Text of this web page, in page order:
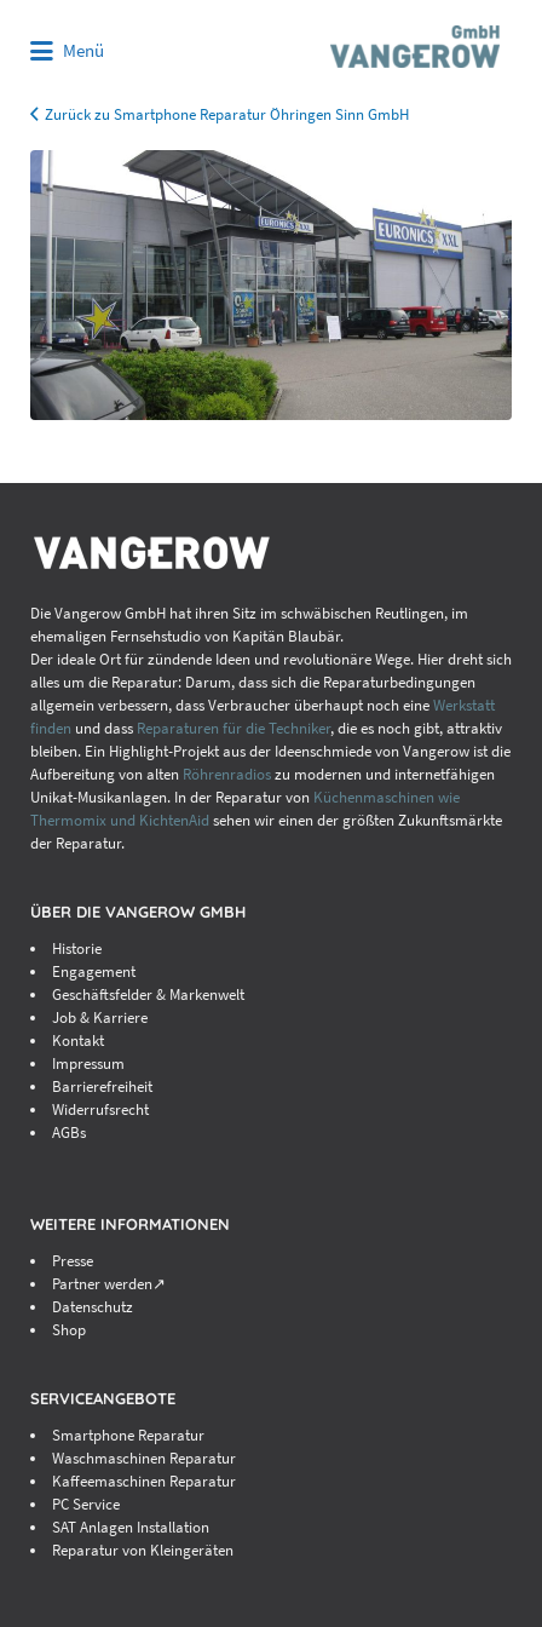
Menü
Zurück zu Smartphone Reparatur Öhringen Sinn GmbH
Die Vangerow GmbH hat ihren Sitz im schwäbischen Reutlingen, im
ehemaligen Fernsehstudio von Kapitän Blaubär.
Der ideale Ort für zündende Ideen und revolutionäre Wege. Hier dreht sich
alles um die Reparatur: Darum, dass sich die Reparaturbedingungen
allgemein verbessern, dass Verbraucher überhaupt noch eineWerkstatt
finden und dass Reparaturen für die Techniker, die es noch gibt, attraktiv
bleiben. Ein Highlight-Projekt aus der Ideenschmiede von Vangerow ist die
Aufbereitung von alten Röhrenradioszu modernen und internetfähigen
Unikat-Musikanlagen. In der Reparatur von Küchenmaschinen wie
Thermomix und KichtenAid sehen wir einen der größten Zukunftsmärkte
der Reparatur.
ÜBER DIE VANGEROW GMBH
Historie
Engagement
Geschäftsfelder & Markenwelt
Job & Karriere
Kontakt
Impressum
Barrierefreiheit
Widerrufsrecht
AGBs
WEITERE INFORMATIONEN
Presse
Partner werden↗
Datenschutz
Shop
SERVICEANGEBOTE
Smartphone Reparatur
Waschmaschinen Reparatur
Kaffeemaschinen Reparatur
PC Service
SAT Anlagen Installation
Reparatur von Kleingeräten